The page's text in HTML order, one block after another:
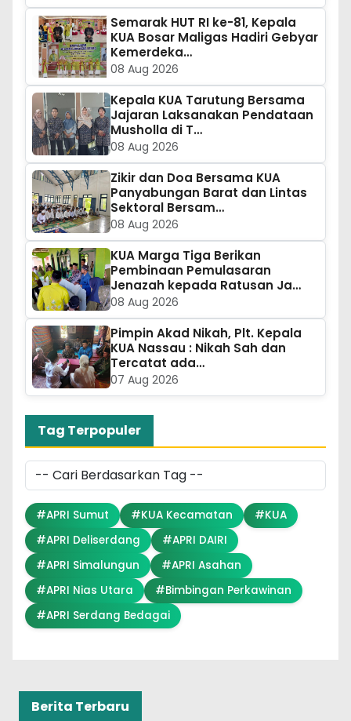
Semarak HUT RI ke-81, Kepala
KUA Bosar Maligas Hadiri Gebyar
Kemerdeka…
08 Aug 2026
Kepala KUA Tarutung Bersama
Jajaran Laksanakan Pendataan
Musholla di T…
08 Aug 2026
Zikir dan Doa Bersama KUA
Panyabungan Barat dan Lintas
Sektoral Bersam…
08 Aug 2026
KUA Marga Tiga Berikan
Pembinaan Pemulasaran
Jenazah kepada Ratusan Ja…
08 Aug 2026
Pimpin Akad Nikah, Plt. Kepala
KUA Nassau : Nikah Sah dan
Tercatat ada…
07 Aug 2026
Tag Terpopuler
#APRI Sumut #KUA Kecamatan
#KUA
#APRI Deliserdang
#APRI DAIRI
#APRI Simalungun
#APRI Asahan
#APRI Nias Utara
#Bimbingan Perkawinan
#APRI Serdang Bedagai
Berita Terbaru